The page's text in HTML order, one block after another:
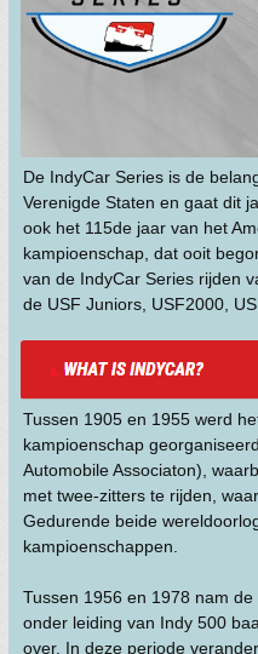
De IndyCar Series is de
Verenigde Staten en gaat dit
ook het 115de jaar van het
kampioenschap, dat ooit
van de IndyCar Series rijden
de USF Juniors, USF2000,
Tussen 1905 en 1955 werd
kampioenschap
Automobile Associaton),
met twee-zitters te rijden,
Gedurende beide
kampioenschappen.
Tussen 1956 en 1978 nam
onder leiding van Indy 500
over. In deze periode